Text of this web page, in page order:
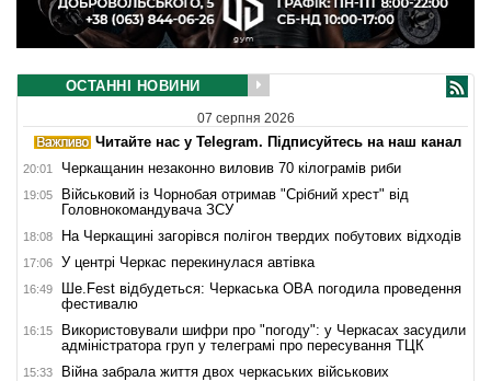
ОСТАННІ НОВИНИ
07 серпня 2026
Читайте нас у Telegram. Підписуйтесь на наш канал
20:01 Черкащанин незаконно виловив 70 кілограмів риби
19:05
Військовий із Чорнобая отримав "Срібний хрест" від
Головнокомандувача ЗСУ
18:08 На Черкащині загорівся полігон твердих побутових відходів
17:06 У центрі Черкас перекинулася автівка
16:49
Ше.Fest відбудеться: Черкаська ОВА погодила проведення
фестивалю
16:15
Використовували шифри про "погоду": у Черкасах засудили
адміністратора груп у телеграмі про пересування ТЦК
15:33 Війна забрала життя двох черкаських військових